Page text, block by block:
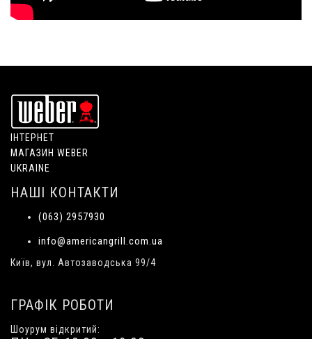
ІНТЕРНЕТ
МАГАЗИН WEBER
UKRAINE
НАШІ КОНТАКТИ
(063) 2957930
info@americangrill.com.ua
Київ, вул. Автозаводська 99/4
ГРАФІК РОБОТИ
Шоурум відкритий: